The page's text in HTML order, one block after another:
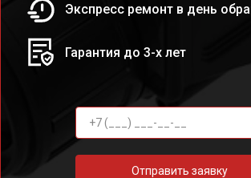
Экспресс ремонт в день
Гарантия до 3-х лет
Отправить заявку